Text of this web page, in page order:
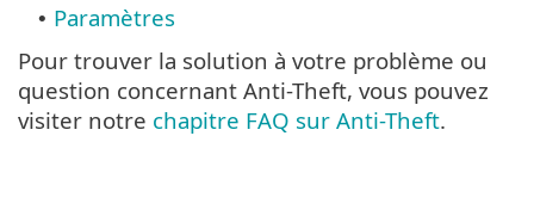
• Paramètres
Pour trouver la solution à votre problème ou
question concernant Anti-Theft, vous pouvez
visiter notre chapitre FAQ sur Anti-Theft.